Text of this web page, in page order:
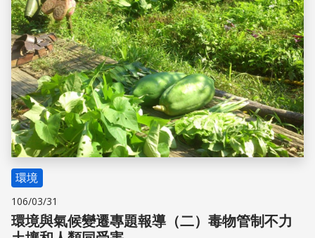
環境
106/03/31
環境與氣候變遷專題報導（二）毒物管制不力